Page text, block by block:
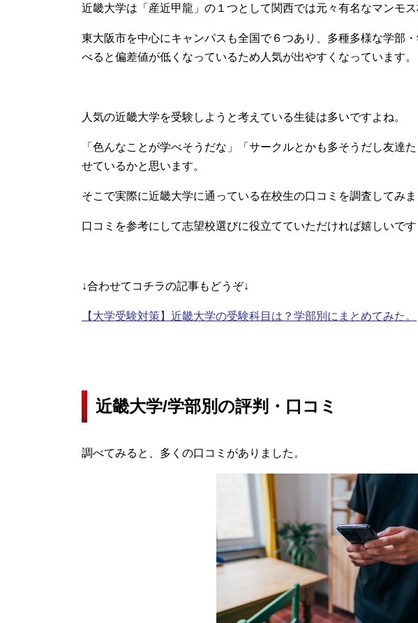
近畿大学は「産近甲龍」の１つとして関西では元々有名なマンモス
東大阪市を中心にキャンパスも全国で６つあり、多種多様な学部
べると偏差値が低くなっているため人気が出やすくなっています。
人気の近畿大学を受験しようと考えている生徒は多いですよね。
「色んなことが学べそうだな」「サークルとかも多そうだし友達
せているかと思います。
そこで実際に近畿大学に通っている在校生の口コミを調査してみま
口コミを参考にして志望校選びに役立てていただければ嬉しいです
↓合わせてコチラの記事もどうぞ↓
【大学受験対策】近畿大学の受験科目は？学部別にまとめてみた。
近畿大学/学部別の評判・口コミ
調べてみると、多くの口コミがありました。